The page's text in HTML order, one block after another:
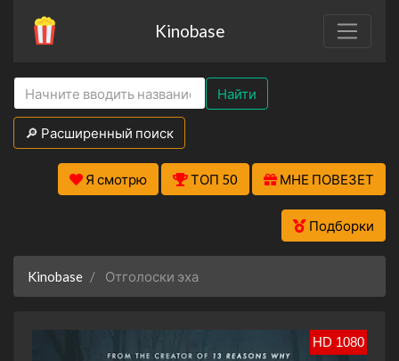
Kinobase
Найти
🔎 Расширенный поиск
Я смотрю ТОП 50 МНЕ ПОВЕЗЕТ
Подборки
Kinobase Отголоски эха
HD 1080